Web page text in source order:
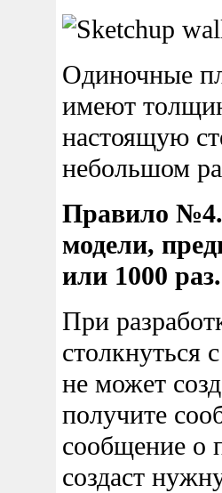
Одиночные
имеют
настоящую
небольшом
Правило №4.
модели,
или 1000 раз.
При
столкнуться
не может
получите
сообщение о
создаст